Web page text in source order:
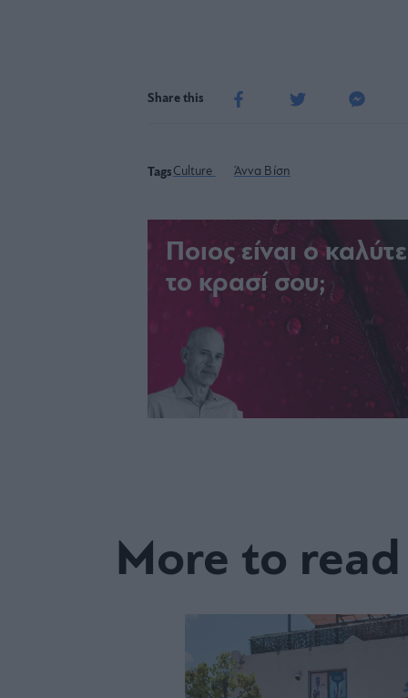
Share this
Tags Culture Άννα Βίση
Ποιος είναι ο
το κρασί σου;
More to read